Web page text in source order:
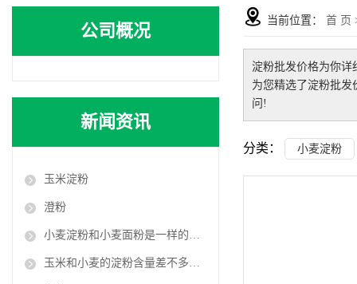
公司概况
新闻资讯
玉米淀粉
澄粉
小麦淀粉和小麦面粉是一样的吗？
玉米和小麦的淀粉含量差不多：为什么对血糖的影响相差却很大？
当前位置： 首 页
淀粉批发价格为你详
为您精选了 淀粉批发
问!
分类： 小麦淀粉